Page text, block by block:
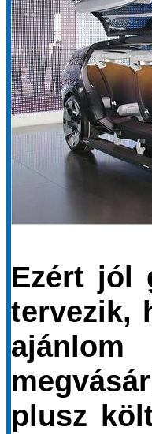
Ezért jól
tervezik,
plusz